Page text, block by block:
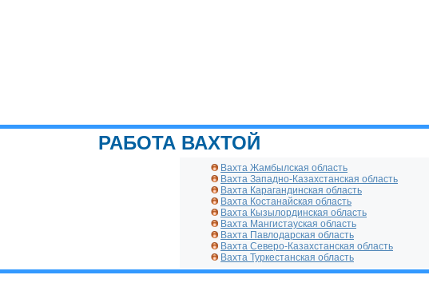
РАБОТА ВАХТОЙ
Вахта Жамбылская область
Вахта Западно-Казахстанская область
Вахта Карагандинская область
Вахта Костанайская область
Вахта Кызылординская область
Вахта Мангистауская область
Вахта Павлодарская область
Вахта Северо-Казахстанская область
Вахта Туркестанская область